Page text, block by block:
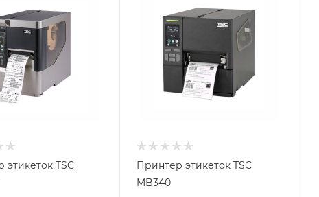
этикеток TSC
Принтер этикеток TSC
MB340